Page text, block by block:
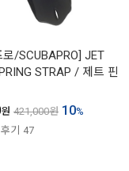
로/SCUBAPRO] JET
STRAP / 제트 핀
원 421,000원 10%
후기 47